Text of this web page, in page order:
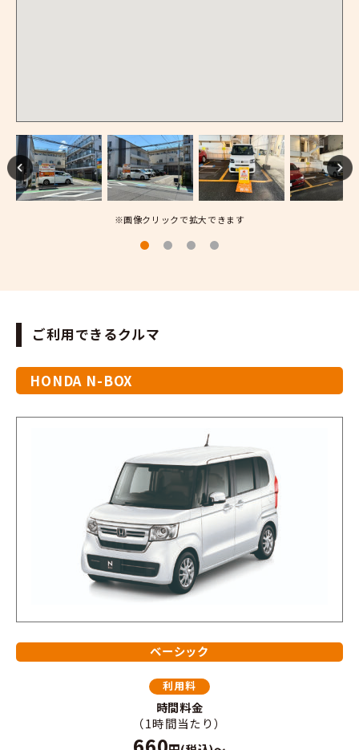
※画像クリックで拡大できます
ご利用できるクルマ
HONDA N-BOX
ベーシック
利用料
時間料金
（1時間当たり）